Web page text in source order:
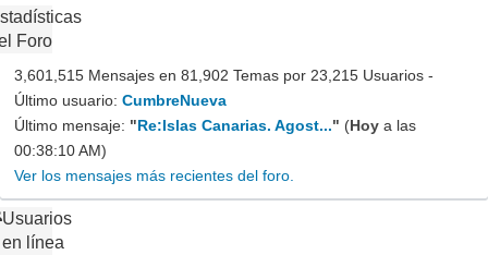
Foro
3,601,515 Mensajes en 81,902 Temas por 23,215 Usuarios -
Último usuario: CumbreNueva
Último mensaje: "Re:Islas Canarias. Agost..." (Hoy a las
00:38:10 AM)
Ver los mensajes más recientes del foro.
Usuarios
en línea